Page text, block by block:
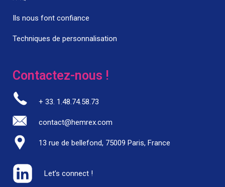
Ils nous font confiance
Techniques de personnalisation
Contactez-nous !
+ 33. 1.48.74.58.73
contact@hemrex.com
13 rue de bellefond, 75009 Paris, France
Let’s connect !